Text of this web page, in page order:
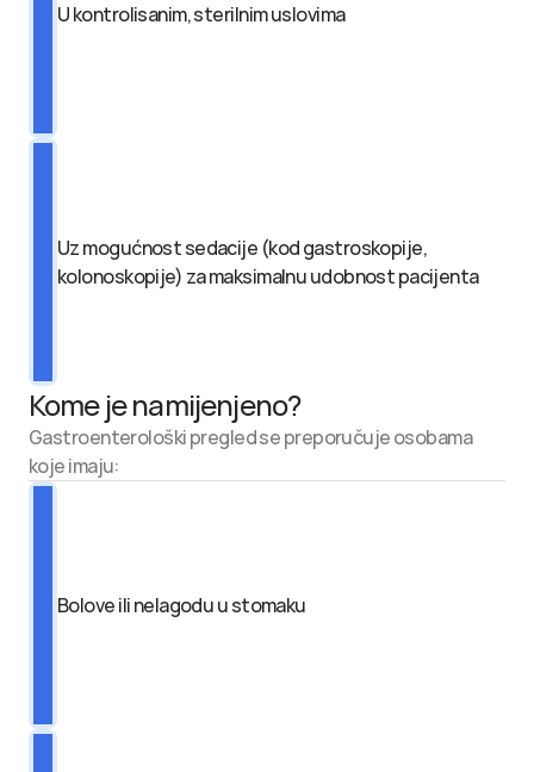
U kontrolisanim, sterilnim uslovima
Uz mogućnost sedacije (kod gastroskopije,
kolonoskopije) za maksimalnu udobnost pacijenta
Kome je namijenjeno?
Gastroenterološki pregled se preporučuje osobama
koje imaju:
Bolove ili nelagodu u stomaku